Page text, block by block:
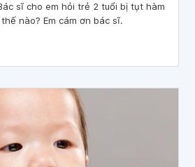
sĩ cho em hỏi trẻ 2 tuổi bị tụt hàm
nào? Em cám ơn bác sĩ.